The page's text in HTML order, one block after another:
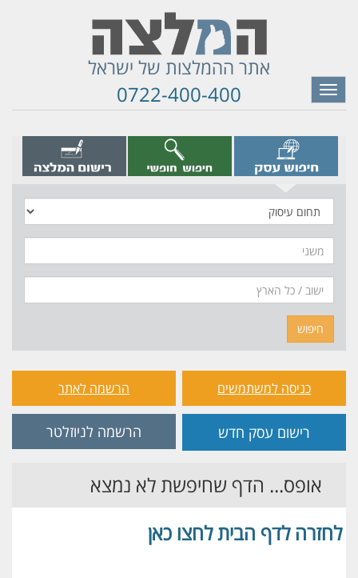
אתר ההמלצות של ישראל
0722-400-400
Toggle
navigation
עיסוק
חיפוש
כניסה למשתמשים הרשמה לאתר
רישום עסק חדש הרשמה לניוזלטר
אופס... הדף שחיפשת לא נמצא
לחזרה לדף הבית לחצו כאן